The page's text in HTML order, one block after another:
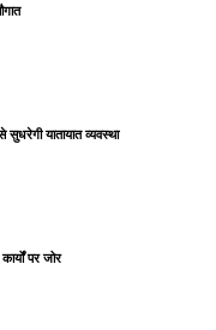
यातायात व्यवस्था
पर जोर